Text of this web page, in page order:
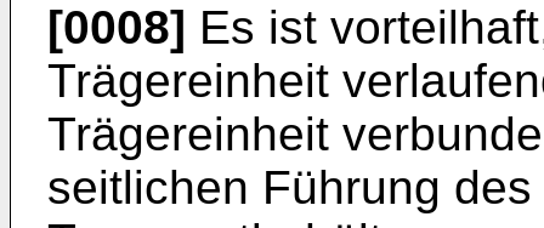
[0008] Es ist
Trägereinheit
Trägereinheit
seitlichen Führung